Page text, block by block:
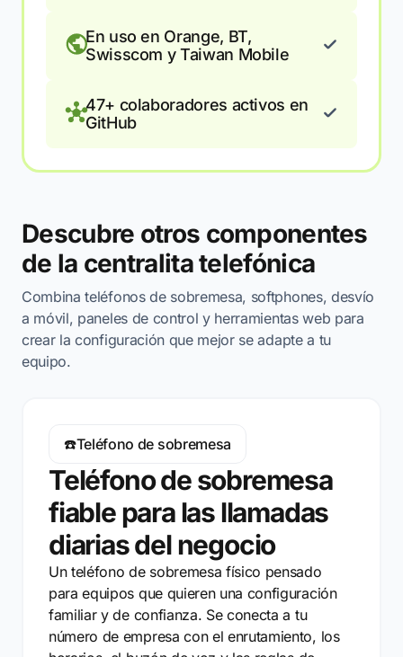
En uso en Orange, BT,
Swisscom y Taiwan Mobile
47+ colaboradores activos en
GitHub
Descubre otros componentes
de la centralita telefónica
Combina teléfonos de sobremesa, softphones, desvío
a móvil, paneles de control y herramientas web para
crear la configuración que mejor se adapte a tu
equipo.
☎️Teléfono de sobremesa
Teléfono de sobremesa
fiable para las llamadas
diarias del negocio
Un teléfono de sobremesa físico pensado
para equipos que quieren una configuración
familiar y de confianza. Se conecta a tu
número de empresa con el enrutamiento, los